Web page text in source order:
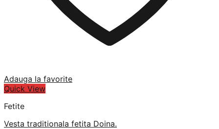
Adauga la favorite
Quick View
Fetite
Vesta traditionala fetita Doina.